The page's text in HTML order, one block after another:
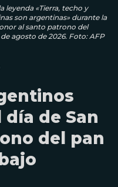
leyenda «Tierra, techo y
son argentinas» durante la
al santo patrono del
agosto de 2026. Foto: AFP
de San
del pan